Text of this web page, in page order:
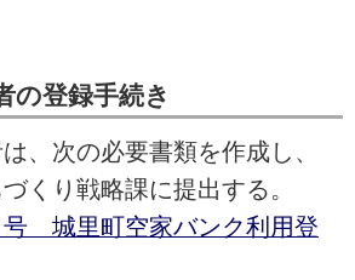
の登録手続き
、次の必要書類を作成し、
くり戦略課に提出する。
号 城里町空家バンク利用登